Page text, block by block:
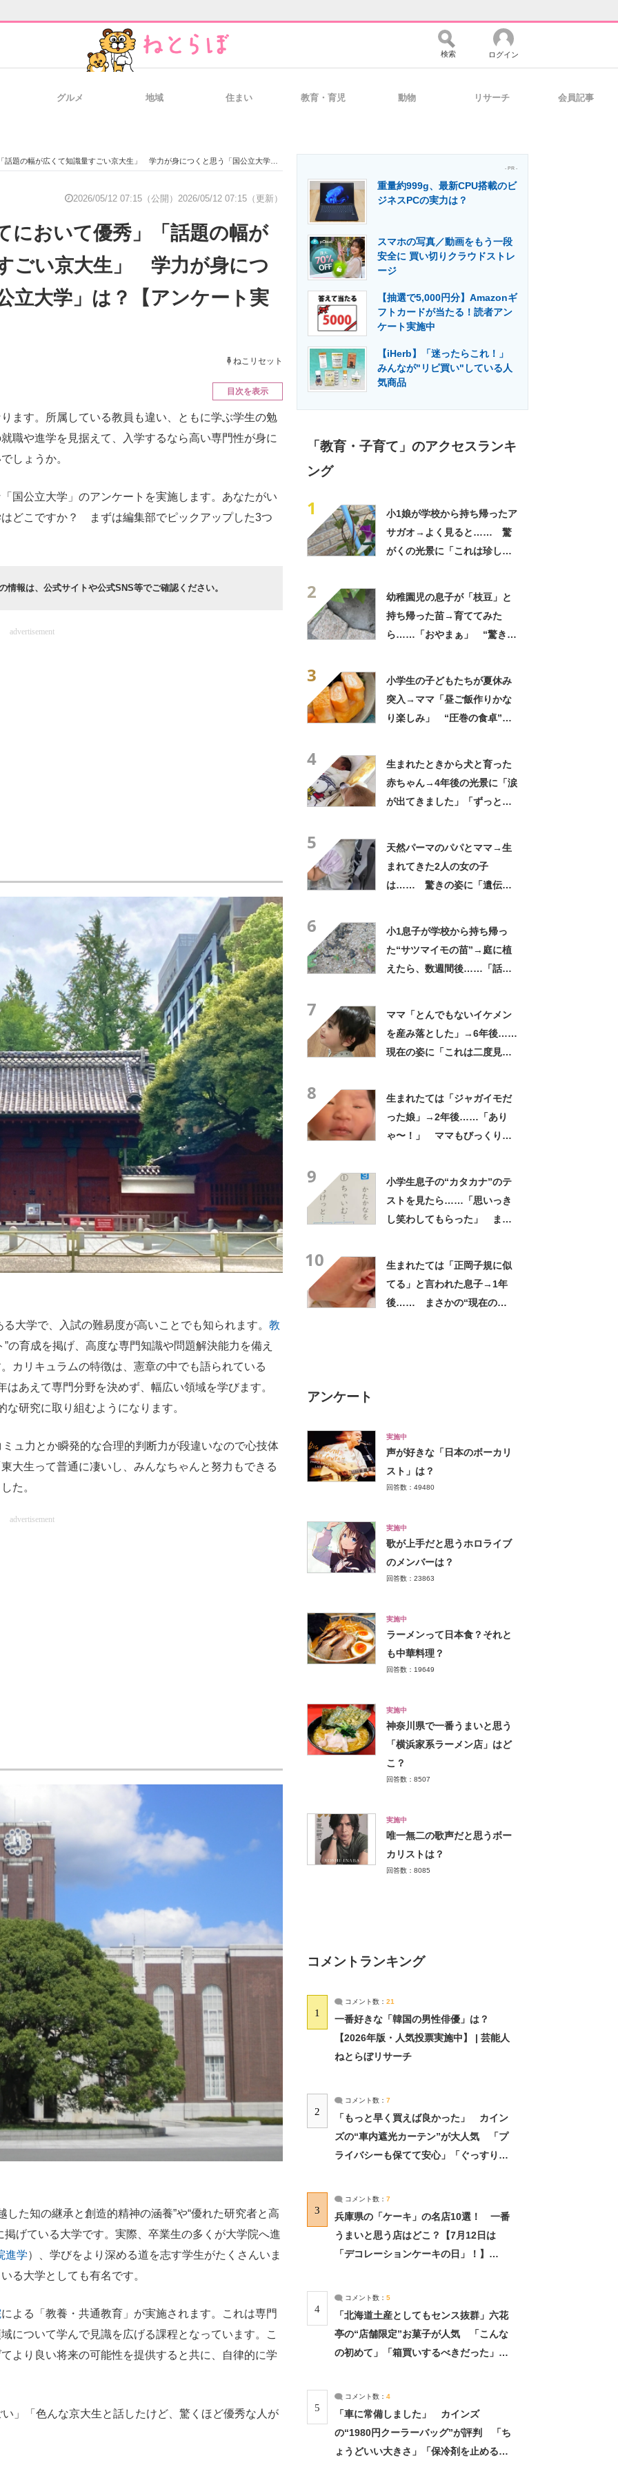
経営リーダーのコミュニティ マーケ×ITの今がよく分かる
IT製品の技術・比較・事例 製造業のIT導入・活用を支援
エネルギーの専門メディア 建設×テクノロジーの最前線
検索 ログイン
グルメ 地域 住まい 教育・育児 動物 リサーチ 会員記事
が広くて知識量すごい京大生」 学力が身につくと思う「国公立大学」は？【アンケート実施中】
2026/05/12 07:15（公開） 2026/05/12 07:15（更新）
において優秀」「話題の幅が
ごい京大生」 学力が身につ
立大学」は？【アンケート実
ねこリセット
目次を表示
す。所属している教員も違い、ともに学ぶ学生の勉
職や進学を見据えて、入学するなら高い専門性が身に
しょうか。
公立大学」のアンケートを実施します。あなたがい
どこですか？ まずは編集部でピックアップした3つ
報は、公式サイトや公式SNS等でご確認ください。
advertisement
学で、入試の難易度が高いことでも知られます。 教
の育成を掲げ、高度な専門知識や問題解決能力を備え
カリキュラムの特徴は、憲章の中でも語られている
あえて専門分野を決めず、幅広い領域を学びます。
研究に取り組むようになります。
ュ力とか瞬発的な合理的判断力が段違いなので心技体
大生って普通に凄いし、みんなちゃんと努力もできる
た。
advertisement
た知の継承と創造的精神の涵養”や“優れた研究者と高
掲げている大学です。実際、卒業生の多くが大学院へ進
進学）、学びをより深める道を志す学生がたくさんいま
る大学としても有名です。
による「教養・共通教育」が実施されます。これは専門
について学んで見識を広げる課程となっています。こ
より良い将来の可能性を提供すると共に、自律的に学
」「色んな京大生と話したけど、驚くほど優秀な人が
- PR -
重量約999g、最新CPU搭載のビ
ジネスPCの実力は？
スマホの写真／動画をもう一段
安全に 買い切りクラウドストレ
ージ
【抽選で5,000円分】Amazonギ
フトカードが当たる！読者アン
ケート実施中
【iHerb】「迷ったらこれ！」
みんなが"リピ買い"している人
気商品
「教育・子育て」のアクセスランキ
ング
1
小1娘が学校から持ち帰ったア
サガオ→よく見ると…… 驚
がくの光景に「これは珍し
2
幼稚園児の息子が「枝豆」と
持ち帰った苗→育ててみた
ら……「おやまぁ」 “驚きの
3
小学生の子どもたちが夏休み
突入→ママ「昼ご飯作りかな
り楽しみ」 “圧巻の食卓”に
4
生まれたときから犬と育った
赤ちゃん→4年後の光景に「涙
が出てきました」「ずっと見
5
天然パーマのパパとママ→生
まれてきた2人の女の子
は…… 驚きの姿に「遺伝っ
6
小1息子が学校から持ち帰っ
た“サツマイモの苗”→庭に植
えたら、数週間後……「話が
7
ママ「とんでもないイケメン
を産み落とした」→6年後……
現在の姿に「これは二度見す
8
生まれたては「ジャガイモだ
った娘」→2年後……「あり
ゃ〜！」 ママもびっくり
9
小学生息子の“カタカナ”のテ
ストを見たら……「思いっき
し笑わしてもらった」 まさ
10
生まれたては「正岡子規に似
てる」と言われた息子→1年
後…… まさかの“現在の
アンケート
実施中
声が好きな「日本のボーカリ
スト」は？
回答数：49480
実施中
歌が上手だと思うホロライブ
のメンバーは？
回答数：23863
実施中
ラーメンって日本食？それと
も中華料理？
回答数：19649
実施中
神奈川県で一番うまいと思う
「横浜家系ラーメン店」はど
こ？
回答数：8507
実施中
唯一無二の歌声だと思うボー
カリストは？
回答数：8085
コメントランキング
1
コメント数： 21
一番好きな「韓国の男性俳優」は？
【2026年版・人気投票実施中】 | 芸能人
ねとらぼリサーチ
2
コメント数： 7
「もっと早く買えば良かった」 カイン
ズの“車内遮光カーテン”が大人気 「プ
ライバシーも保てて安心」「ぐっすり眠
3
コメント数： 7
兵庫県の「ケーキ」の名店10選！ 一番
うまいと思う店はどこ？【7月12日は
「デコレーションケーキの日」！】
4
コメント数： 5
「北海道土産としてもセンス抜群」六花
亭の“店舗限定”お菓子が人気 「こんな
の初めて」「箱買いするべきだった」
5
コメント数： 4
「車に常備しました」 カインズ
の“1980円クーラーバッグ”が評判 「ち
ょうどいい大きさ」「保冷剤を止めるベ